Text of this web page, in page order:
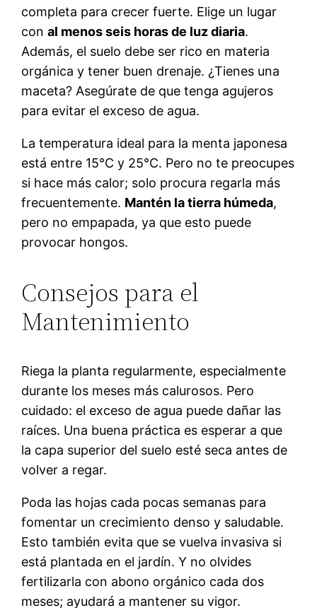
completa para crecer fuerte. Elige un lugar
conal menos seis horas de luz diaria.
Además, el suelo debe ser rico en materia
orgánica y tener buen drenaje. ¿Tienes una
maceta? Asegúrate de que tenga agujeros
para evitar el exceso de agua.
La temperatura ideal para la menta japonesa
está entre 15°C y 25°C. Pero no te preocupes
si hace más calor; solo procura regarla más
frecuentemente. Mantén la tierra húmeda,
pero no empapada, ya que esto puede
provocar hongos.
Consejos para el
Mantenimiento
Riega la planta regularmente, especialmente
durante los meses más calurosos. Pero
cuidado: el exceso de agua puede dañar las
raíces. Una buena práctica es esperar a que
la capa superior del suelo esté seca antes de
volver a regar.
Poda las hojas cada pocas semanas para
fomentar un crecimiento denso y saludable.
Esto también evita que se vuelva invasiva si
está plantada en el jardín. Y no olvides
fertilizarla con abono orgánico cada dos
meses; ayudará a mantener su vigor.